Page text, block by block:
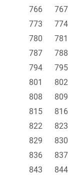
766
767
773
774
780
781
787
788
794
795
801
802
808
809
815
816
822
823
829
830
836
837
843
844